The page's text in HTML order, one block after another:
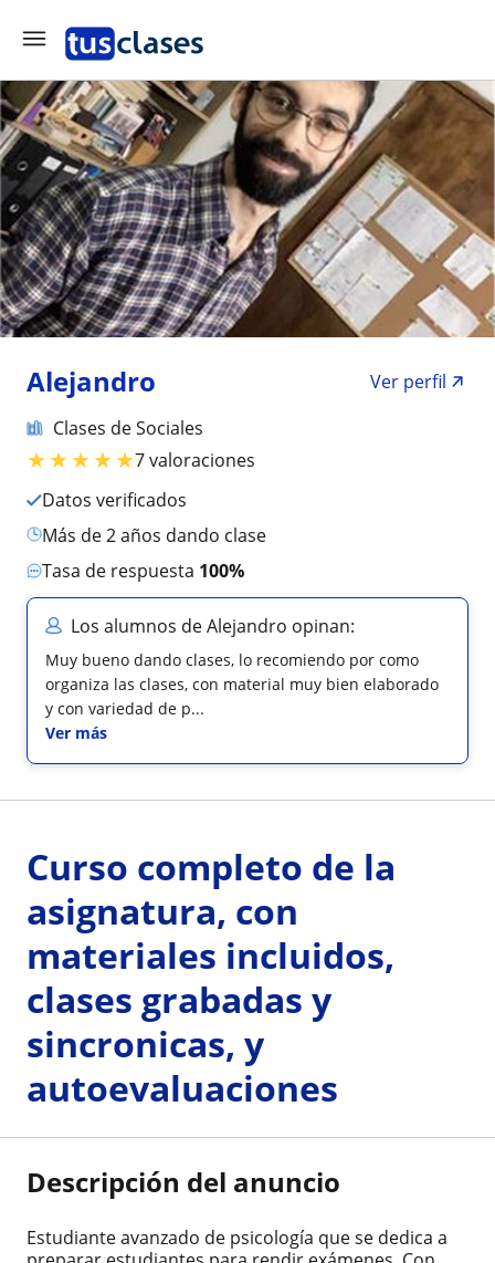
Alejandro
Ver perfil
Clases de Sociales
★★★★★7 valoraciones
Datos verificados
más de 2 años dando clase
Tasa de respuesta 100%
Los alumnos de Alejandro opinan:
Muy bueno dando clases, lo recomiendo por como
organiza las clases, con material muy bien elaborado
y con variedad de p...
Ver más
Curso completo de la
asignatura, con
materiales incluidos,
clases grabadas y
sincronicas, y
autoevaluaciones
Descripción del anuncio
Estudiante avanzado de psicología que se dedica a